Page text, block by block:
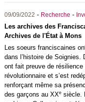
09/09/2022 - Recherche -
Les archives des
Archives de l'État à Mons
Les soeurs franciscaines
dans l’histoire de
ont fait preuve de
révolutionnaire et s’est
renforçant même sa
des garçons au XXesiècle.